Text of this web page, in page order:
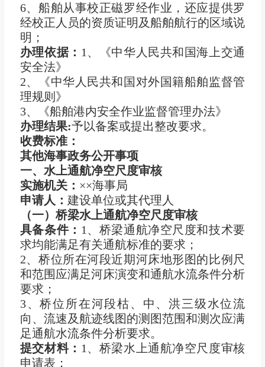
6、船舶从事校正磁罗经作业，还应提供罗
经校正人员的资质证明及船舶航行的区域说
明；
办理依据： 1、《中华人民共和国海上交通
安全法》
2、《中华人民共和国对外国籍船舶监督管
理规则》
3、《船舶港内安全作业监督管理办法》
办理结果:予以备案或提出整改要求。
收费标准：
其他海事政务公开事项
一、水上通航净空尺度审核
实施机关： ××海事局
申请人： 建设单位或其代理人
（一）桥梁水上通航净空尺度审核
具备条件： 1、桥梁通航净空尺度和技术要
求均能满足有关通航标准的要求；
2、桥位所在河段近期河床地形图的比例尺
和范围应满足河床演变和通航水流条件分析
要求；
3、桥位所在河段枯、中、洪三级水位流
向、流速及航迹线图的测图范围和测次应满
足通航水流条件分析要求。
提交材料： 1、桥梁水上通航净空尺度审核
申请表；